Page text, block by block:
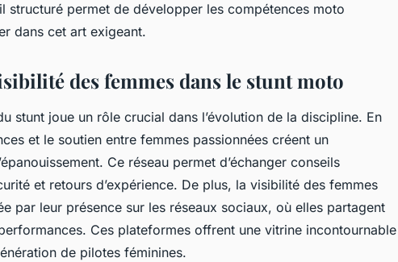
structuré permet de développer les compétences moto
dans cet art exigeant.
des femmes dans le stunt moto
stunt joue un rôle crucial dans l’évolution de la discipline. En
et le soutien entre femmes passionnées créent un
Ce réseau permet d’échanger conseils
et retours d’expérience. De plus, la visibilité des femmes
par leur présence sur les réseaux sociaux, où elles partagent
Ces plateformes offrent une vitrine incontournable
de pilotes féminines.